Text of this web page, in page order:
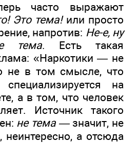
часто выражают
Это тема!или просто
напротив: Не-е, ну
тема. Есть такая
«Наркотики — не
не в том смысле, что
на
а в том, что человек
Источник такого
не тема — значит, не
неинтересно, а отсюда